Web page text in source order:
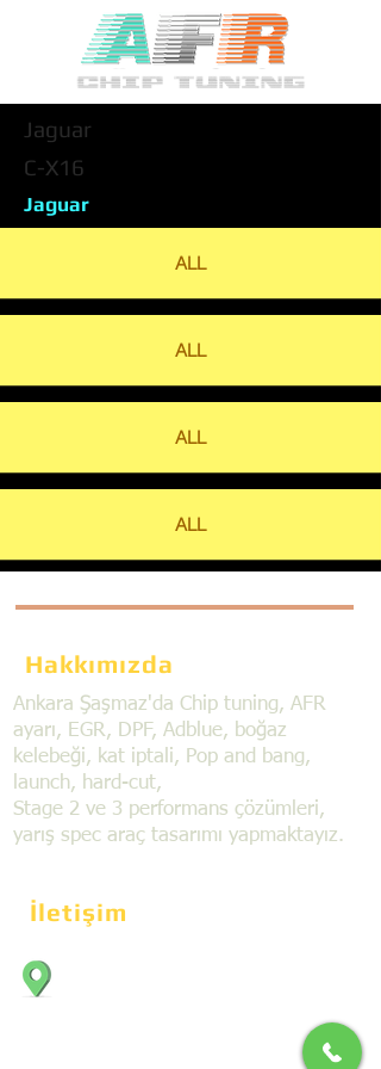
Jaguar
C-X16
Jaguar
ALL
ALL
ALL
ALL
Hakkımızda
Ankara Şaşmaz'da Chip tuning, AFR
ayarı, EGR, DPF, Adblue, boğaz
kelebeği, kat iptali, Pop and bang,
launch, hard-cut,
Stage 2 ve 3 performans çözümleri,
yarış spec araç tasarımı yapmaktayız.
İletişim